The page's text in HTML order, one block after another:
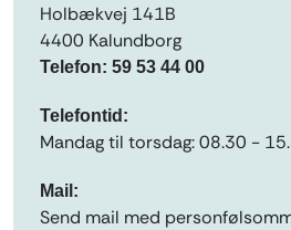
Holbækvej 141B
4400 Kalundborg
Telefon: 59 53 44 00
Telefontid:
Mandag til torsdag:08.30 -
Mail:
Send mail med